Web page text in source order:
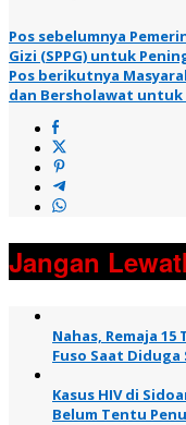
Pos sebelumnya
Gizi (SPPG) untuk
Pos berikutnya
dan Bersholawat untuk
Jangan
Nahas, Remaja
Fuso Saat Diduga
Kasus HIV di
Belum Tentu